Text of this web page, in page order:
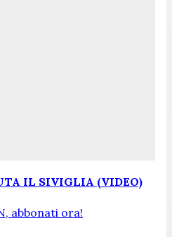
IL SIVIGLIA (VIDEO)
abbonati ora!